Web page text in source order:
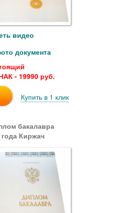
видео
документа
- 19990 руб.
Купить в 1 клик
бакалавра
Киржач